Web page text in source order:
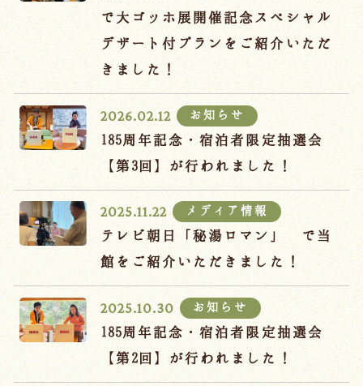
で大ゴッホ展開催記念スペシャル
デザート付プランをご紹介いただ
きました！
2026.02.12 お知らせ
185周年記念・宿泊者限定抽選会
【第3回】が行われました！
2025.11.22 メディア情報
テレビ朝日「秘湯ロマン」 で当
館をご紹介いただきました！
2025.10.30 お知らせ
185周年記念・宿泊者限定抽選会
【第2回】が行われました！
024-542-2226
Language